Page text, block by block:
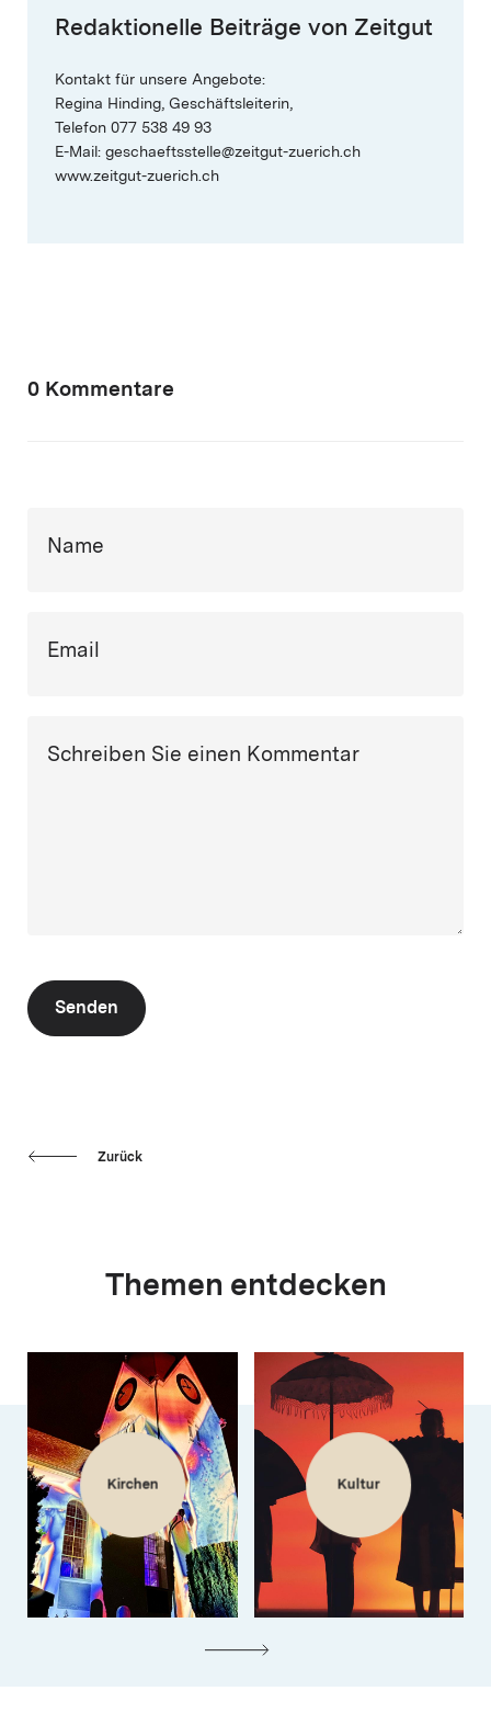
Redaktionelle Beiträge von Zeitgut
Kontakt für unsere Angebote:
Regina Hinding, Geschäftsleiterin,
Telefon 077 538 49 93
E-Mail: geschaeftsstelle@zeitgut-zuerich.ch
www.zeitgut-zuerich.ch
0 Kommentare
Name
Email
Schreiben Sie einen Kommentar
Senden
Zurück
Themen entdecken
Kirchen Kultur